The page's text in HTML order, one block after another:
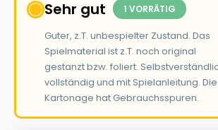
Sehr gut 1 VORRÄTIG
Guter, z.T. unbespielter Zustand. Das
Spielmaterial ist z.T. noch original
gestanzt bzw. foliert.
vollständig und mit Spielanleitung. Die
Kartonage hat Gebrauchsspuren.